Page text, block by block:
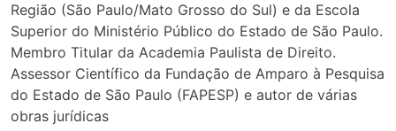
Região (São Paulo/Mato Grosso do Sul) e da Escola
Superior do Ministério Público do Estado de São Paulo.
Membro Titular da Academia Paulista de Direito.
Assessor Científico da Fundação de Amparo à Pesquisa
do Estado de São Paulo (FAPESP) e autor de várias
obras jurídicas